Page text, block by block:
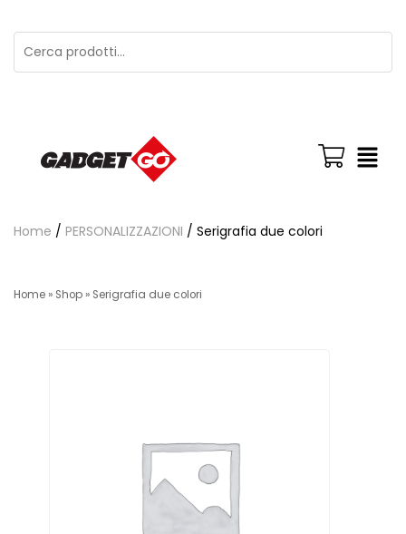
Home / PERSONALIZZAZIONI / Serigrafia due colori
Home » Shop » Serigrafia due colori